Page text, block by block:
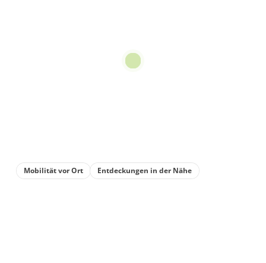
Mobilität vor Ort Entdeckungen in der Nähe